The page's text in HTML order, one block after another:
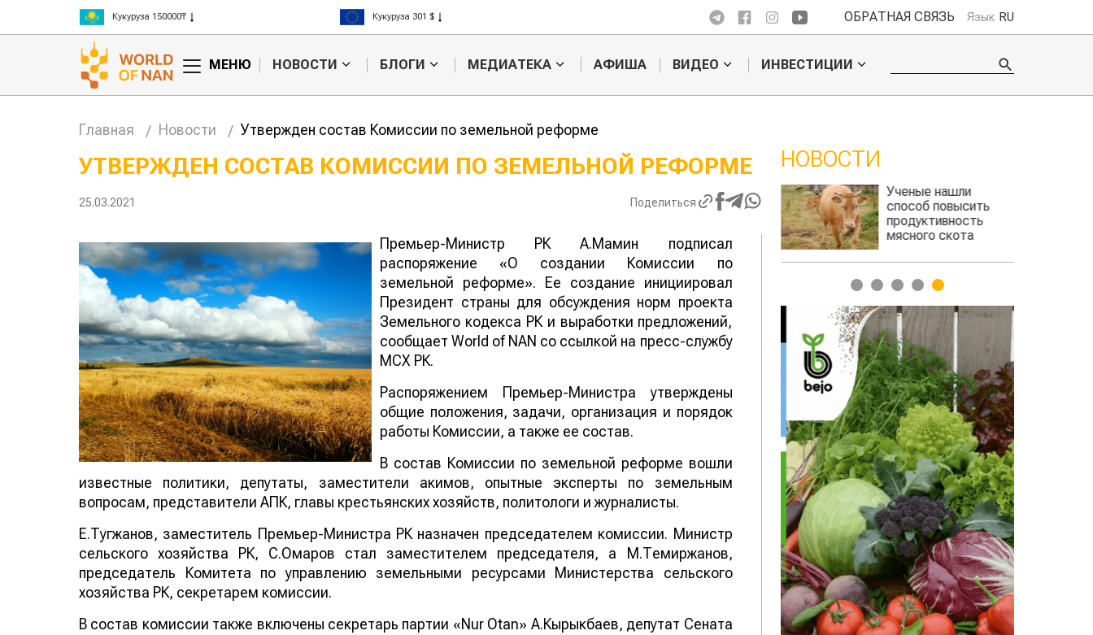
Рис 300000₸
Пшеница 3 класс 125000₸
Рис 408 $
Пшеница 423 $
ОБРАТНАЯ СВЯЗЬ Язык RU
МЕНЮ НОВОСТИ БЛОГИ МЕДИАТЕКА АФИША ВИДЕО ИНВЕСТИЦИИ
Главная Новости Утвержден состав Комиссии по земельной реформе
УТВЕРЖДЕН СОСТАВ КОМИССИИ ПО ЗЕМЕЛЬНОЙ РЕФОРМЕ
25.03.2021 Поделиться
Премьер-Министр РК А.Мамин подписал
распоряжение «О создании Комиссии по
земельной реформе». Ее создание инициировал
Президент страны для обсуждения норм проекта
Земельного кодекса РК и выработки предложений,
сообщает World of NAN со ссылкой на пресс-службу
МСХ РК.
Распоряжением Премьер-Министра утверждены
общие положения, задачи, организация и порядок
работы Комиссии, а также ее состав.
В состав Комиссии по земельной реформе вошли
известные политики, депутаты, заместители акимов, опытные эксперты по земельным
вопросам, представители АПК, главы крестьянских хозяйств, политологи и журналисты.
Е.Тугжанов, заместитель Премьер-Министра РК назначен председателем комиссии. Министр
сельского хозяйства РК, С.Омаров стал заместителем председателя, а М.Темиржанов,
председатель Комитета по управлению земельными ресурсами Министерства сельского
хозяйства РК, секретарем комиссии.
В состав комиссии также включены секретарь партии «Nur Otan» А.Кырыкбаев, депутат Сената
НОВОСТИ
сельхозсырье
лазером
Казахстан по темпам роста сельского
Ученые нашли
способ повысить
продуктивность
мясного скота
1 2 3 4 5